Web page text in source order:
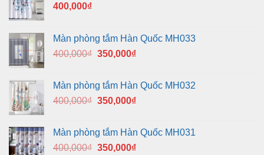
400,000₫
Màn phòng tắm Hàn Quốc MH033
400,000₫ Giá
400,000₫.
350,000₫Giá
là:
350,000₫.
Màn phòng tắm Hàn Quốc MH032
400,000₫ Giá
400,000₫.
350,000₫Giá
là:
350,000₫.
Màn phòng tắm Hàn Quốc MH031
400,000₫ Giá
350,000₫Giá